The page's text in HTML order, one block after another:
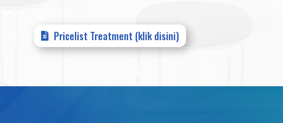
Pricelist Treatment (klik disini)